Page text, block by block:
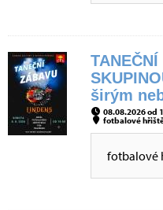
širým
08.08.2026 od
fotbalové
fotbalové